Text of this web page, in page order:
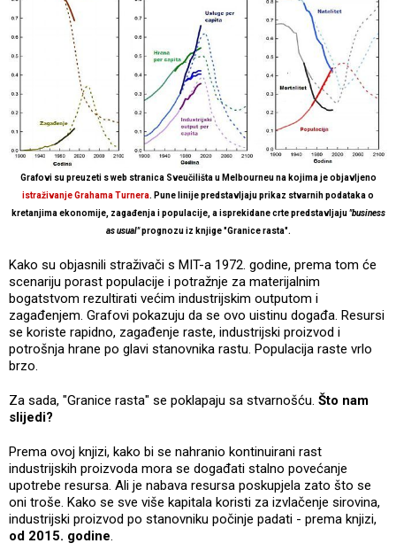
Grafovi su preuzeti s web stranica Sveučilišta u Melbourneu na kojima je objavljeno
istraživanje Grahama Turnera. Pune linije predstavljaju prikaz stvarnih podataka o
kretanjima ekonomije, zagađenja i populacije, a isprekidane crte predstavljaju"business
as usual"prognozu iz knjige "Granice rasta".
Kako su objasnili straživači s MIT-a 1972. godine, prema tom će
scenariju porast populacije i potražnje za materijalnim
bogatstvom rezultirati većim industrijskim outputom i
zagađenjem. Grafovi pokazuju da se ovo uistinu događa. Resursi
se koriste rapidno, zagađenje raste, industrijski proizvod i
potrošnja hrane po glavi stanovnika rastu. Populacija raste vrlo
brzo.
Za sada, "Granice rasta" se poklapaju sa stvarnošću. Što nam
slijedi?
Prema ovoj knjizi, kako bi se nahranio kontinuirani rast
industrijskih proizvoda mora se događati stalno povećanje
upotrebe resursa. Ali je nabava resursa poskupjela zato što se
oni troše. Kako se sve više kapitala koristi za izvlačenje sirovina,
industrijski proizvod po stanovniku počinje padati - prema knjizi,
od 2015. godine.